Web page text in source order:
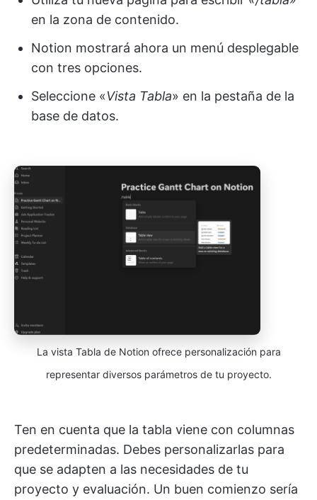
en la zona de contenido.
Notion mostrará ahora un menú desplegable
con tres opciones.
Seleccione «Vista Tabla» en la pestaña de la
base de datos.
La vista Tabla de Notion ofrece personalización para
representar diversos parámetros de tu proyecto.
Ten en cuenta que la tabla viene con columnas
predeterminadas. Debes personalizarlas para
que se adapten a las necesidades de tu
proyecto y evaluación. Un buen comienzo sería